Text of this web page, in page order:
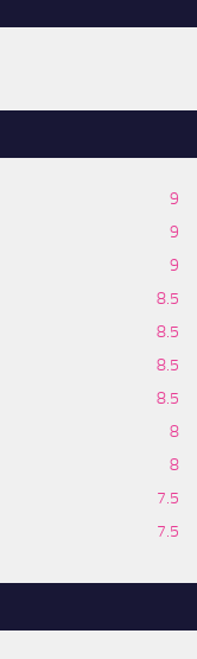
9
9
9
8.5
8.5
8.5
8.5
8
8
7.5
7.5